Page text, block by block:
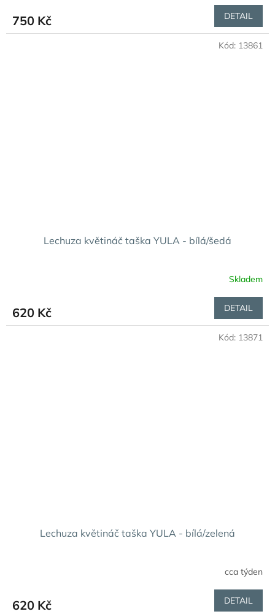
750 Kč DETAIL
Lechuza květináč taška YULA - bílá/šedá
Skladem
620 Kč DETAIL
Kód: 13861
Lechuza květináč taška YULA - bílá/zelená
cca týden
620 Kč DETAIL
Kód: 13871